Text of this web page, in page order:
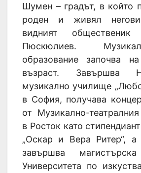
Шумен – градът, в който
роден и живял
видният
Пюскюлиев.
образование започва
възраст. Завършва
музикално училище
в София, получава
от Музикално-
в Росток като
„Оскар и Вера Ритер“, а
завършва
Университета по